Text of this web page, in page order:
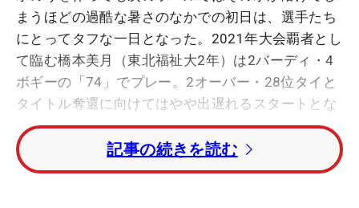
まうほどの過酷な暑さのなかでの初日は、選手たち
にとってタフな一日となった。2021年大会覇者とし
て臨む橋本美月（東北福祉大2年）は2バーディ・4
ボギーの「74」でプレー。2オーバー・28位タイと
タイトル奪還に向けてはやや出遅れるスタートとな
った。
「予想はしていたけど、風があってこの暑さなので
記事の続きを読む